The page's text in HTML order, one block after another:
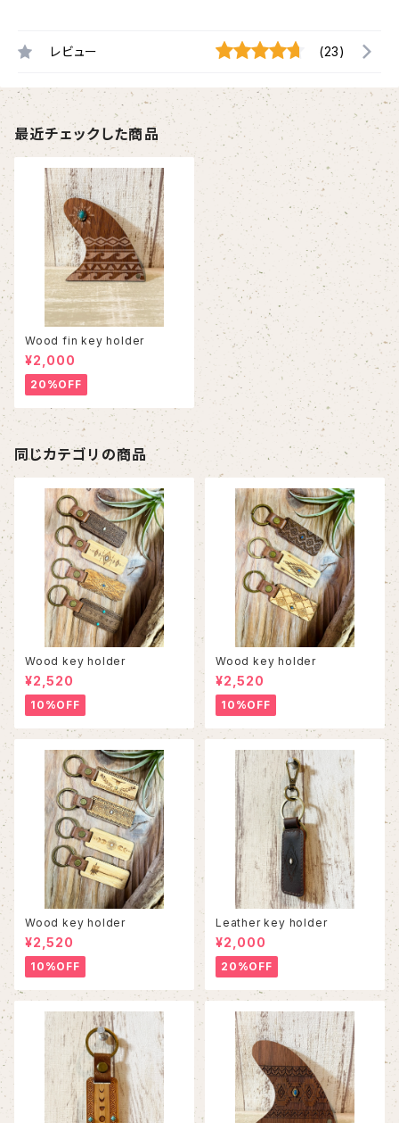
レビュー (23)
最近チェックした商品
Wood fin key holder
¥2,000
20%OFF
同じカテゴリの商品
Wood key holder
¥2,520
10%OFF
Wood key holder
¥2,520
10%OFF
Wood key holder
¥2,520
10%OFF
Leather key holder
¥2,000
20%OFF